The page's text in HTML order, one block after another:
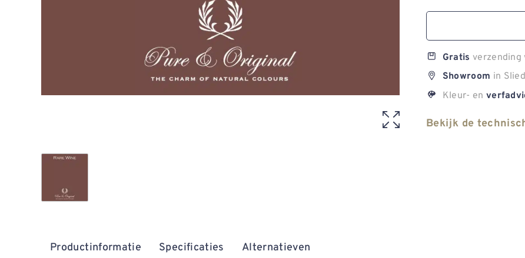
Gratis verzending
Showroom in
Kleur- en
Bekijk de
Productinformatie Specificaties Alternatieven